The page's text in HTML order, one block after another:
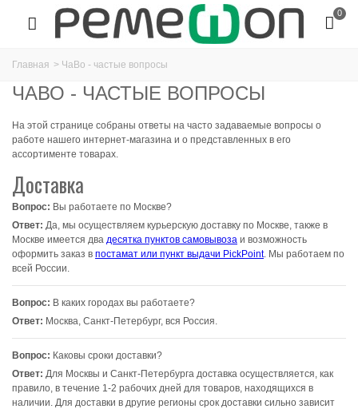
0
Главная > ЧаВо - частые вопросы
ЧАВО - ЧАСТЫЕ ВОПРОСЫ
На этой странице собраны ответы на часто задаваемые вопросы о
работе нашего интернет-магазина и о представленных в его
ассортименте товарах.
Доставка
Вопрос: Вы работаете по Москве?
Ответ: Да, мы осуществляем курьерскую доставку по Москве, также в
Москве имеется два десятка пунктов самовывоза и возможность
оформить заказ в постамат или пункт выдачи PickPoint. Мы работаем по
всей России.
Вопрос: В каких городах вы работаете?
Ответ: Москва, Санкт-Петербург, вся Россия.
Вопрос: Каковы сроки доставки?
Ответ: Для Москвы и Санкт-Петербурга доставка осуществляется, как
правило, в течение 1-2 рабочих дней для товаров, находящихся в
наличии. Для доставки в другие регионы срок доставки сильно зависит